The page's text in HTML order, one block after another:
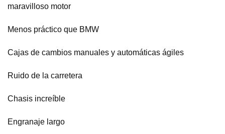
maravilloso motor
Menos práctico que BMW
Cajas de cambios manuales y automáticas ágiles
Ruido de la carretera
Chasis increíble
Engranaje largo